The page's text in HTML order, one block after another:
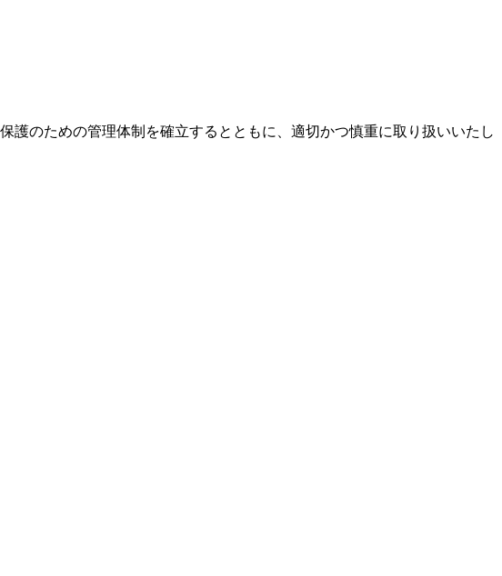
のための管理体制を確立するとともに、適切かつ慎重に取り扱いいたし